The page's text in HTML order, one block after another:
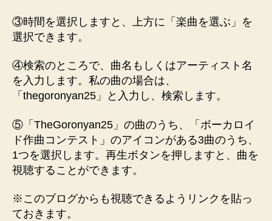
③時間を選択しますと、上方に「楽曲を選ぶ」を
選択できます。
④検索のところで、曲名もしくはアーティスト名
を入力します。私の曲の場合は、
「thegoronyan25」と入力し、検索します。
⑤「TheGoronyan25」の曲のうち、「ボーカロイ
ド作曲コンテスト」のアイコンがある3曲のうち、
1つを選択します。再生ボタンを押しますと、曲を
視聴することができます。
※このブログからも視聴できるようリンクを貼っ
ておきます。